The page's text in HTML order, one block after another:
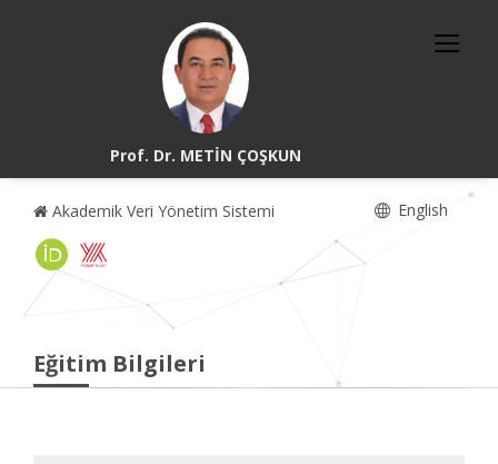
Prof. Dr. METİN ÇOŞKUN
Akademik Veri Yönetim Sistemi English
Eğitim Bilgileri